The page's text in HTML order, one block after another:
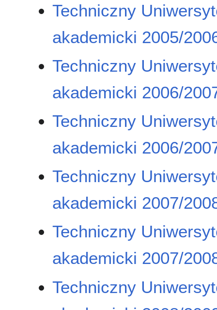
Techniczny
akademicki 2005/
Techniczny
akademicki 2006/
Techniczny
akademicki 2006/
Techniczny
akademicki 2007/
Techniczny
akademicki 2007/
Techniczny